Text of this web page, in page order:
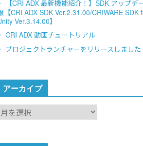
【CRI ADX 最新機能紹介！】SDK アップデ
【CRI ADX SDK Ver.2.31.00/CRIWARE SDK
Ver.3.14.00】
CRI ADX 動画チュートリアル
プロジェクトランチャーをリリースしました
アーカイブ
ア